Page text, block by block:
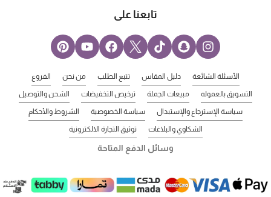
تابعنا على
الأسئلة الشائعة دليل المقاس تتبع الطلب من نحن الفروع
التسويق بالعموله مبيعات الجملة ترخيص التخفيضات الشحن والتوصيل
سياسة الإسترجاع والإستبدال سياسة الخصوصية الشروط والأحكام
الشكاوي والبلاغات توثيق التجارة الالكترونية
وسائل الدفع المتاحة